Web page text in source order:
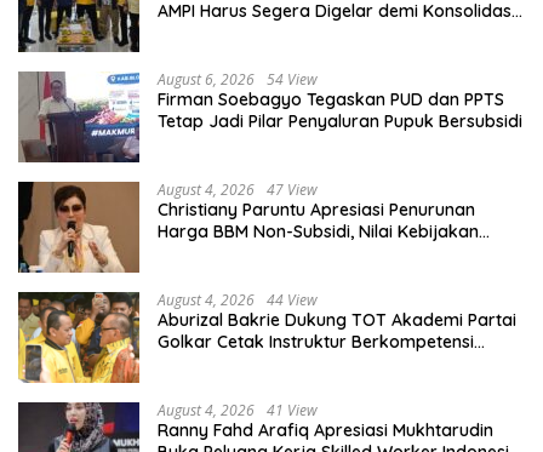
AMPI Harus Segera Digelar demi Konsolidasi
August 6, 2026 54 View
Firman Soebagyo Tegaskan PUD dan PPTS
Tetap Jadi Pilar Penyaluran Pupuk Bersubsidi
August 4, 2026 47 View
Christiany Paruntu Apresiasi Penurunan
Harga BBM Non-Subsidi, Nilai Kebijakan
August 4, 2026 44 View
Aburizal Bakrie Dukung TOT Akademi Partai
Golkar Cetak Instruktur Berkompetensi
August 4, 2026 41 View
Ranny Fahd Arafiq Apresiasi Mukhtarudin